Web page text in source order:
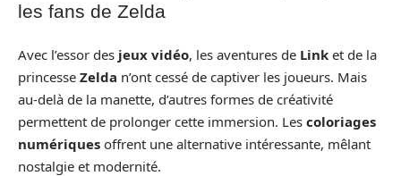
les fans de Zelda
Avec l’essor des jeux vidéo, les aventures de Link et de la
princesse Zelda n’ont cessé de captiver les joueurs. Mais
au-delà de la manette, d’autres formes de créativité
permettent de prolonger cette immersion. Les coloriages
numériques offrent une alternative intéressante, mêlant
nostalgie et modernité.